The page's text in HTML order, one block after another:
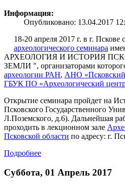
Информация:
Опубликовано: 13.04.2017
18-20 апреля 2017 г. в г. Пскове
археологического семинара
АРХЕОЛОГИЯ И ИСТОРИЯ
ЗЕМЛИ ", организаторами
археологии РАН, АНО «Псковский
ГБУК ПО «Археологический центр
Открытие семинара пройдет на
Псковского Государственного
Л.Поземского, д.6). Дальнейшая
проходить в лекционном зале
Псковской области по адресу: г.
Подробнее
Суббота, 01 Апрель 2017